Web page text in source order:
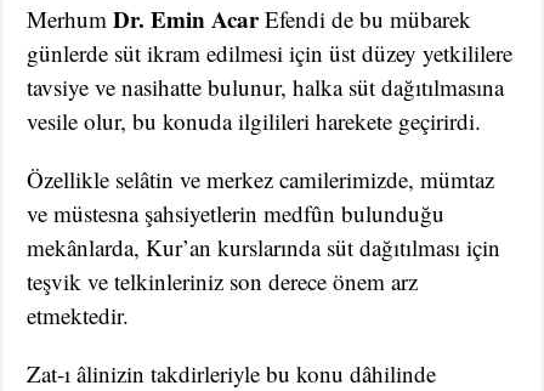
MerhumDr. Emin AcarEfendi de bu mübarek
günlerde süt ikram edilmesi için üst düzey yetkililere
tavsiye ve nasihatte bulunur, halka süt dağıtılmasına
vesile olur, bu konuda ilgilileri harekete geçirirdi.
Özellikle selâtin ve merkez camilerimizde, mümtaz
ve müstesna şahsiyetlerin medfûn bulunduğu
mekânlarda, Kur’an kurslarında süt dağıtılması için
teşvik ve telkinleriniz son derece önem arz
etmektedir.
Zat-ı âlinizin takdirleriyle bu konu dâhilinde